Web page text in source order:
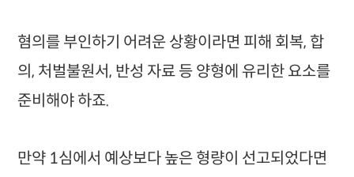
혐의를 부인하기 어려운 상황이라면 피해 회복, 합
의, 처벌불원서, 반성 자료 등 양형에 유리한 요소를
준비해야 하죠.
만약 1심에서 예상보다 높은 형량이 선고되었다면